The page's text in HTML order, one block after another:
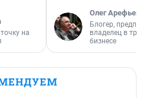
на
Олег Арефьев
Блогер,
владелец в
бизнесе